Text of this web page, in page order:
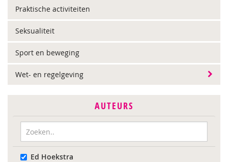
Praktische activiteiten
Seksualiteit
Sport en beweging
Wet- en regelgeving
AUTEURS
Ed Hoekstra